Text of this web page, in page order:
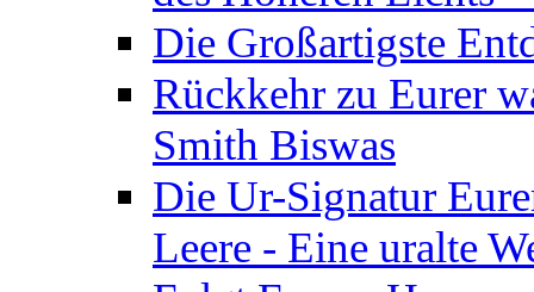
Die Großartigste
Rückkehr zu Eurer
Smith Biswas
Die Ur-Signatur
Leere - Eine uralte